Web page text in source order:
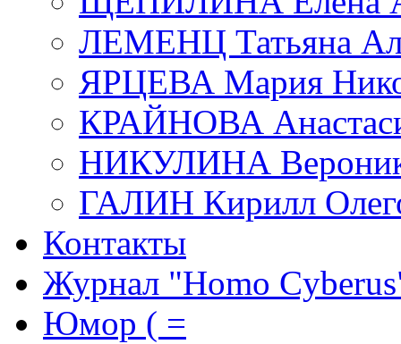
ЛЕМЕНЦ Татьяна
ЯРЦЕВА Мария
КРАЙНОВА
НИКУЛИНА
ГАЛИН Кирилл
Контакты
Журнал "Homo
Юмор ( =